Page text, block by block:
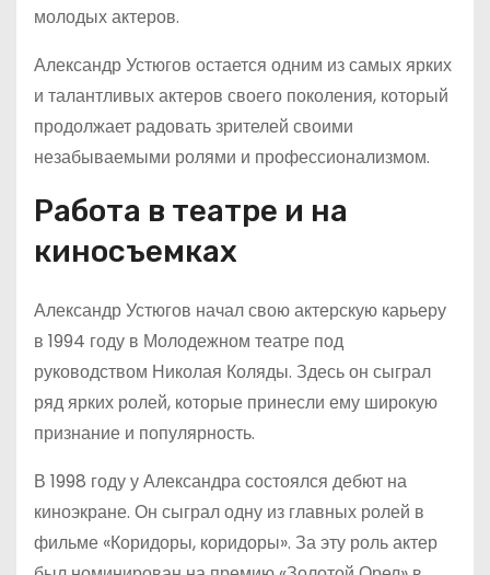
молодых актеров.
Александр Устюгов остается одним из самых ярких
и талантливых актеров своего поколения, который
продолжает радовать зрителей своими
незабываемыми ролями и профессионализмом.
Работа в театре и на
киносъемках
Александр Устюгов начал свою актерскую карьеру
в 1994 году в Молодежном театре под
руководством Николая Коляды. Здесь он сыграл
ряд ярких ролей, которые принесли ему широкую
признание и популярность.
В 1998 году у Александра состоялся дебют на
киноэкране. Он сыграл одну из главных ролей в
фильме «Коридоры, коридоры». За эту роль актер